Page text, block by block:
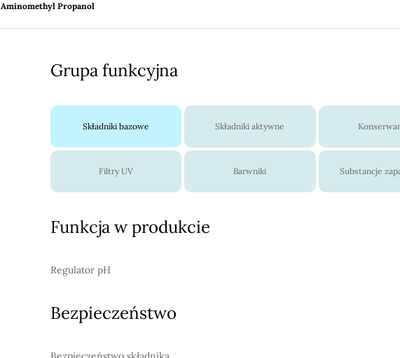
Aminomethyl Propanol
Grupa funkcyjna
Składniki bazowe Składniki aktywne
Filtry UV Barwniki Substancje
Funkcja w produkcie
Regulator pH
Bezpieczeństwo